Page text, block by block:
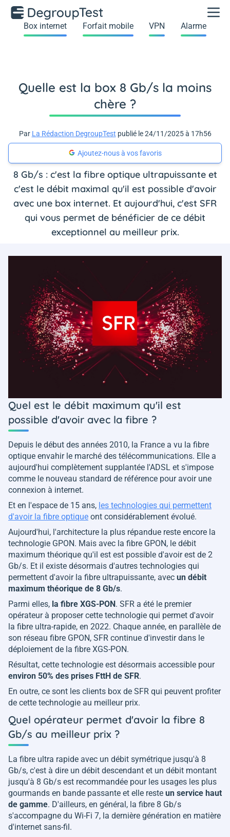
Box internet Forfait mobile VPN Alarme
Quelle est la box 8 Gb/s la moins
chère ?
Par La Rédaction DegroupTest publié le 24/11/2025 à 17h56
Ajoutez-nous à vos favoris
8 Gb/s : c'est la fibre optique ultrapuissante et
c'est le débit maximal qu'il est possible d'avoir
avec une box internet. Et aujourd'hui, c'est SFR
qui vous permet de bénéficier de ce débit
exceptionnel au meilleur prix.
Quel est le débit maximum qu'il est
possible d'avoir avec la fibre ?
Depuis le début des années 2010, la France a vu la fibre
optique envahir le marché des télécommunications. Elle a
aujourd'hui complètement supplantée l'ADSL et s'impose
comme le nouveau standard de référence pour avoir une
connexion à internet.
Et en l'espace de 15 ans, les technologies qui permettent
d'avoir la fibre optique ont considérablement évolué.
Aujourd'hui, l'architecture la plus répandue reste encore la
technologie GPON. Mais avec la fibre GPON, le débit
maximum théorique qu'il est est possible d'avoir est de 2
Gb/s. Et il existe désormais d'autres technologies qui
permettent d'avoir la fibre ultrapuissante, avec un débit
maximum théorique de 8 Gb/s.
Parmi elles, la fibre XGS-PON . SFR a été le premier
opérateur à proposer cette technologie qui permet d'avoir
la fibre ultra-rapide, en 2022. Chaque année, en parallèle de
son réseau fibre GPON, SFR continue d'investir dans le
déploiement de la fibre XGS-PON.
Résultat, cette technologie est désormais accessible pour
environ 50% des prises FttH de SFR.
En outre, ce sont les clients box de SFR qui peuvent profiter
de cette technologie au meilleur prix.
Quel opérateur permet d'avoir la fibre 8
Gb/s au meilleur prix ?
La fibre ultra rapide avec un débit symétrique jusqu'à 8
Gb/s, c'est à dire un débit descendant et un débit montant
jusqu'à 8 Gb/s est recommandée pour les usages les plus
gourmands en bande passante et elle reste un service haut
de gamme. D'ailleurs, en général, la fibre 8 Gb/s
s'accompagne du Wi-Fi 7, la dernière génération en matière
d'internet sans-fil.